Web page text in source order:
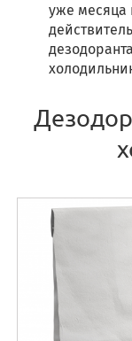
уже месяца